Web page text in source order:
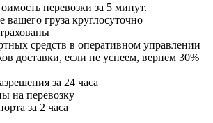
перевозки за 5 минут.
вашего груза круглосуточно
средств в оперативном управлении
доставки, если не успеем, вернем 30%
за 24 часа
на перевозку
за 2 часа